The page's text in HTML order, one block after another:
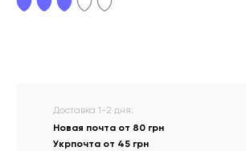
Доставка 1-2 дня:
Новая почта от 80 грн
Укрпочта от 45 грн